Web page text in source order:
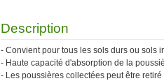
Description
- Convient pour tous les sols durs ou sols
- Haute capacité d'absorption de la
- Les poussières collectées peut être